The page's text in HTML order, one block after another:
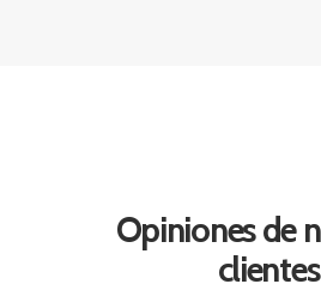
Opiniones de
clientes